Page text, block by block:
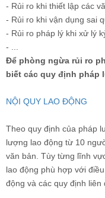
- Rủi ro khi thiết lập các
- Rủi ro khi vận dụng sai
- Rủi ro pháp lý khi xử lý
- ...
Để phòng ngừa rủi ro
biết các quy định pháp
NỘI QUY LAO ĐỘNG
Theo quy định của pháp
lượng lao động từ 10
văn bản. Tùy từng lĩnh
lao động phù hợp với
động và các quy định liên